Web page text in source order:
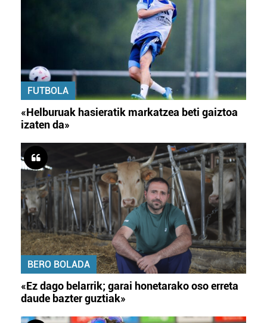
FUTBOLA
«Helburuak hasieratik markatzea beti gaiztoa
izaten da»
BERO BOLADA
«Ez dago belarrik; garai honetarako oso erreta
daude bazter guztiak»